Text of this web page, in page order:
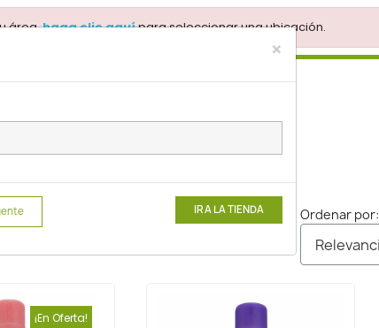
área.haga clic aquípara seleccionar una ubicación.
×
IR A LA TIENDA Ordenar por:
¡En Oferta!